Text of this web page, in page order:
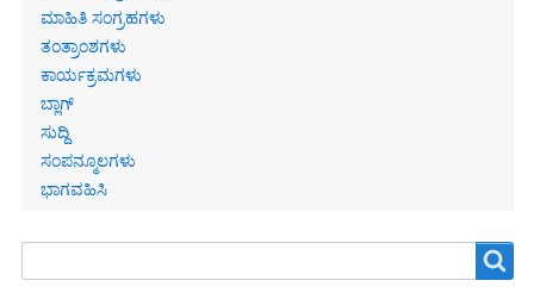
ಮಾಹಿತಿ ಸಂಗ್ರಹಗಳು
ತಂತ್ರಾಂಶಗಳು
ಕಾರ್ಯಕ್ರಮಗಳು
ಬ್ಲಾಗ್
ಸುದ್ದಿ
ಸಂಪನ್ಮೂಲಗಳು
ಭಾಗವಹಿಸಿ